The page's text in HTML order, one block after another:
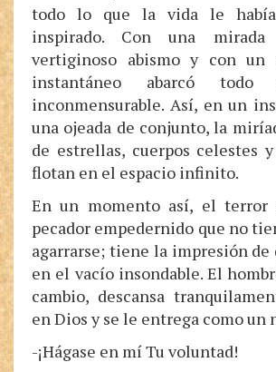
todo lo que la vida le
inspirado. Con una
vertiginoso abismo y con un
instantáneo abarcó
inconmensurable. Así, en un
una ojeada de conjunto, la
de estrellas, cuerpos celestes
flotan en el espacio infinito.
En un momento así, el terror
pecador empedernido que no
agarrarse; tiene la impresión de
en el vacío insondable. El
cambio, descansa
en Dios y se le entrega como un
-¡Hágase en mí Tu voluntad!